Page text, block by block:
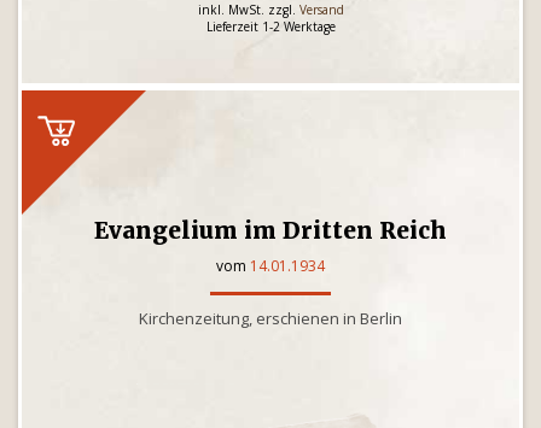
inkl. MwSt. zzgl. Versand
Lieferzeit 1-2 Werktage
Evangelium im Dritten Reich
vom 14.01.1934
Kirchenzeitung, erschienen in Berlin